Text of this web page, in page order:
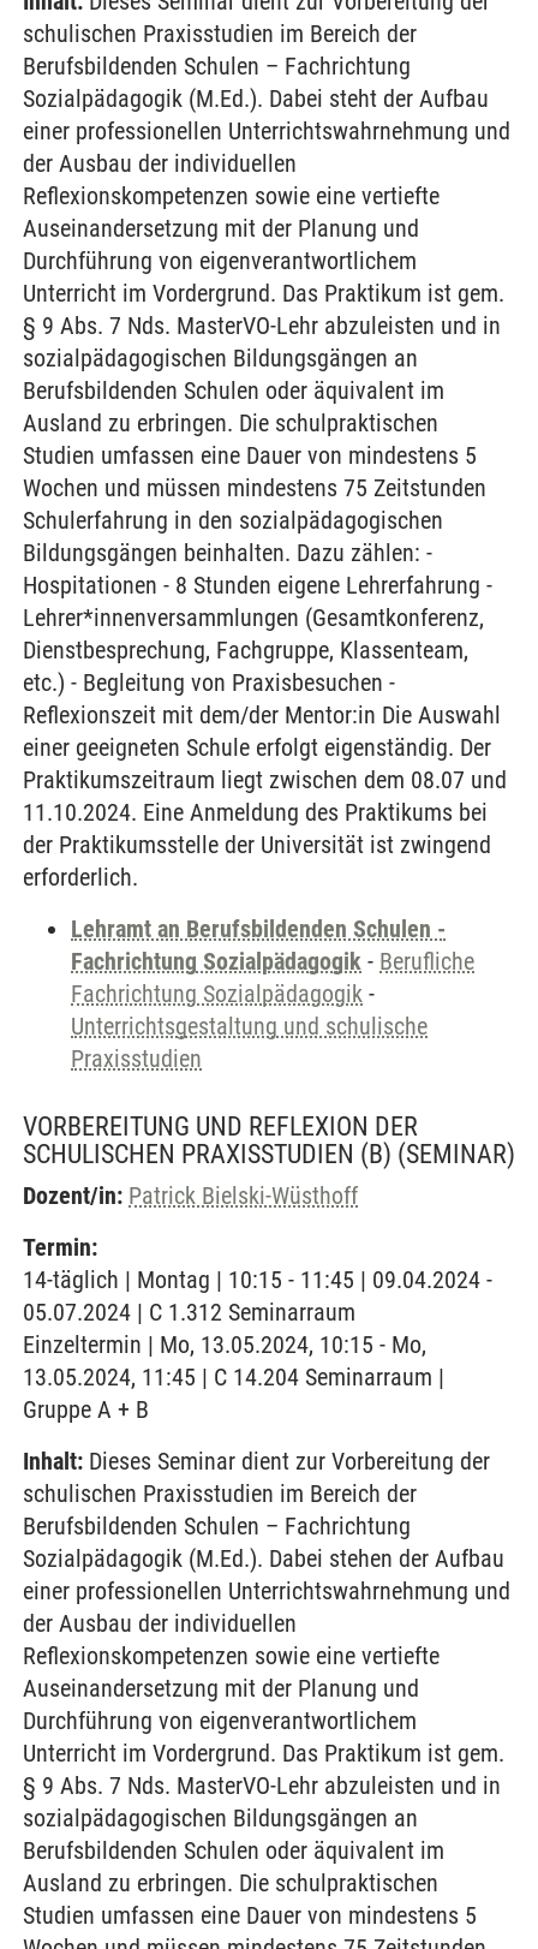
schulischen Praxisstudien im Bereich der
Berufsbildenden Schulen – Fachrichtung
Sozialpädagogik (M.Ed.). Dabei steht der Aufbau
einer professionellen Unterrichtswahrnehmung und
der Ausbau der individuellen
Reflexionskompetenzen sowie eine vertiefte
Auseinandersetzung mit der Planung und
Durchführung von eigenverantwortlichem
Unterricht im Vordergrund. Das Praktikum ist gem.
§ 9 Abs. 7 Nds. MasterVO-Lehr abzuleisten und in
sozialpädagogischen Bildungsgängen an
Berufsbildenden Schulen oder äquivalent im
Ausland zu erbringen. Die schulpraktischen
Studien umfassen eine Dauer von mindestens 5
Wochen und müssen mindestens 75 Zeitstunden
Schulerfahrung in den sozialpädagogischen
Bildungsgängen beinhalten. Dazu zählen: -
Hospitationen - 8 Stunden eigene Lehrerfahrung -
Lehrer*innenversammlungen (Gesamtkonferenz,
Dienstbesprechung, Fachgruppe, Klassenteam,
etc.) - Begleitung von Praxisbesuchen -
Reflexionszeit mit dem/der Mentor:in Die Auswahl
einer geeigneten Schule erfolgt eigenständig. Der
Praktikumszeitraum liegt zwischen dem 08.07 und
11.10.2024. Eine Anmeldung des Praktikums bei
der Praktikumsstelle der Universität ist zwingend
erforderlich.
Lehramt an Berufsbildenden Schulen -
Fachrichtung Sozialpädagogik - Berufliche
Fachrichtung Sozialpädagogik -
Unterrichtsgestaltung und schulische
Praxisstudien
VORBEREITUNG UND REFLEXION DER
SCHULISCHEN PRAXISSTUDIEN (B) (SEMINAR)
Dozent/in: Patrick Bielski-Wüsthoff
Termin:
14-täglich | Montag | 10:15 - 11:45 | 09.04.2024 -
05.07.2024 | C 1.312 Seminarraum
Einzeltermin | Mo, 13.05.2024, 10:15 - Mo,
13.05.2024, 11:45 | C 14.204 Seminarraum |
Gruppe A + B
Inhalt: Dieses Seminar dient zur Vorbereitung der
schulischen Praxisstudien im Bereich der
Berufsbildenden Schulen – Fachrichtung
Sozialpädagogik (M.Ed.). Dabei stehen der Aufbau
einer professionellen Unterrichtswahrnehmung und
der Ausbau der individuellen
Reflexionskompetenzen sowie eine vertiefte
Auseinandersetzung mit der Planung und
Durchführung von eigenverantwortlichem
Unterricht im Vordergrund. Das Praktikum ist gem.
§ 9 Abs. 7 Nds. MasterVO-Lehr abzuleisten und in
sozialpädagogischen Bildungsgängen an
Berufsbildenden Schulen oder äquivalent im
Ausland zu erbringen. Die schulpraktischen
Studien umfassen eine Dauer von mindestens 5